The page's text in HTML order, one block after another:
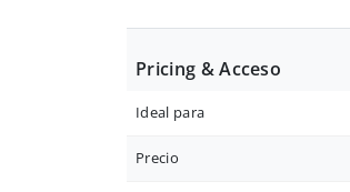
Pricing & Acceso
Ideal para
Precio